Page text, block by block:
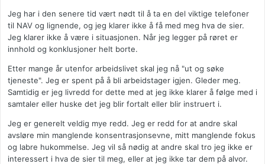
Jeg har i den senere tid vært nødt til å ta en del viktige telefoner
til NAV og lignende, og jeg klarer ikke å få med meg hva de sier.
Jeg klarer ikke å være i situasjonen. Når jeg legger på røret er
innhold og konklusjoner helt borte.
Etter mange år utenfor arbeidslivet skal jeg nå "ut og søke
tjeneste". Jeg er spent på å bli arbeidstager igjen. Gleder meg.
Samtidig er jeg livredd for dette med at jeg ikke klarer å følge med i
samtaler eller huske det jeg blir fortalt eller blir instruert i.
Jeg er generelt veldig mye redd. Jeg er redd for at andre skal
avsløre min manglende konsentrasjonsevne, mitt manglende fokus
og labre hukommelse. Jeg vil så nødig at andre skal tro jeg ikke er
interessert i hva de sier til meg, eller at jeg ikke tar dem på alvor.